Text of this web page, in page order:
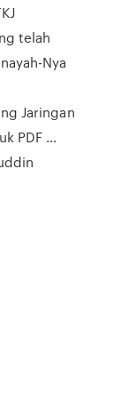
telah
Nya
Jaringan
PDF …